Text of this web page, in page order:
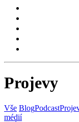
Projevy
Vše BlogPodcast
médií